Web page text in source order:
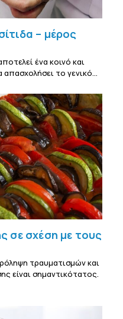
– μέρος
ένα κοινό και
το γενικό…
σε σχέση με τους
τραυματισμών και
είναι σημαντικότατος.